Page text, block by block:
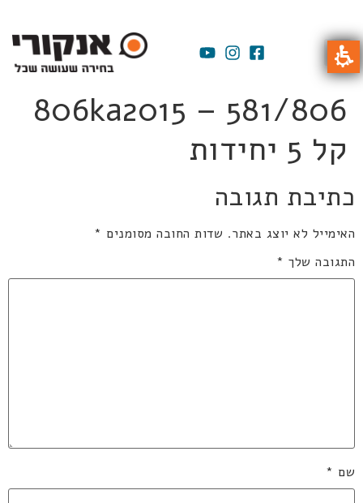
806ka2015 – 581/806
קל 5 יחידות
כתיבת תגובה
האימייל לא יוצג באתר. שדות החובה מסומנים *
התגובה שלך *
שם *